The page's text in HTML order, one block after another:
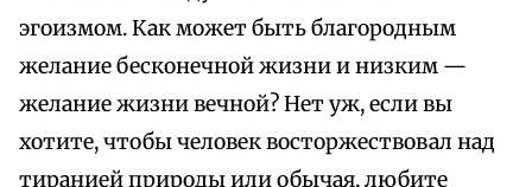
эгоизмом. Как может быть благородным
желание бесконечной жизни и низким —
желание жизни вечной? Нет уж, если вы
хотите, чтобы человек восторжествовал над
тиранией природы или обычая, любите